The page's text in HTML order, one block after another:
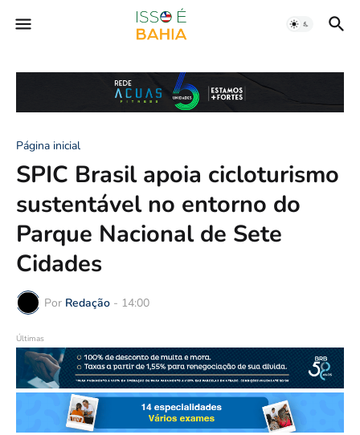
Página inicial
SPIC Brasil apoia cicloturismo
sustentável no entorno do
Parque Nacional de Sete
Cidades
Por Redação - 14:00
Últimas